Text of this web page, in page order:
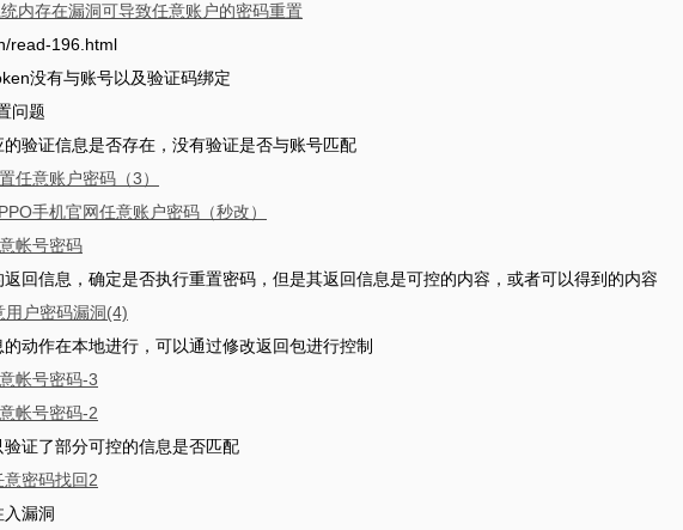
内存在漏洞可导致任意账户的密码重置
read-196.html
没有与账号以及验证码绑定
问题
验证信息是否存在，没有验证是否与账号匹配
任意账户密码（3）
手机官网任意账户密码（秒改）
帐号密码
回信息，确定是否执行重置密码，但是其返回信息是可控的内容，或者可以得到的内容
用户密码漏洞(4)
动作在本地进行，可以通过修改返回包进行控制
帐号密码-3
帐号密码-2
证了部分可控的信息是否匹配
意密码找回2
入漏洞